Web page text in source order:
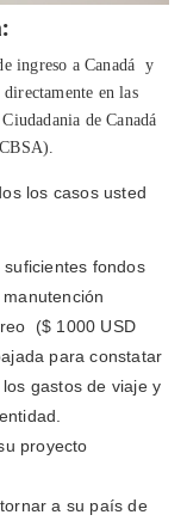
ingreso a Canadá y
en las
de Canadá
los casos usted
fondos
($ 1000 USD
para constatar
gastos de viaje y
proyecto
a su país de